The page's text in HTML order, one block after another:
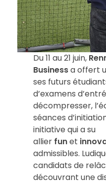
Du 11 au 21 juin,
Businessa offert
ses futurs
d’examens
décompresser,
séances
initiative qui a su
allier funet
admissibles.
candidats de
découvrant une